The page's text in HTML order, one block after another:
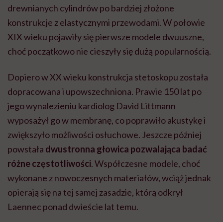
drewnianych cylindrów po bardziej złożone
konstrukcje z elastycznymi przewodami. W połowie
XIX wieku pojawiły się pierwsze modele dwuuszne,
choć początkowo nie cieszyły się dużą popularnością.
Dopiero w XX wieku konstrukcja stetoskopu została
dopracowana i upowszechniona. Prawie 150 lat po
jego wynalezieniu kardiolog David Littmann
wyposażył go w membranę, co poprawiło akustykę i
zwiększyło możliwości osłuchowe. Jeszcze później
powstała dwustronna głowica pozwalająca badać
różne częstotliwości. Współczesne modele, choć
wykonane z nowoczesnych materiałów, wciąż jednak
opierają się na tej samej zasadzie, którą odkrył
Laennec ponad dwieście lat temu.